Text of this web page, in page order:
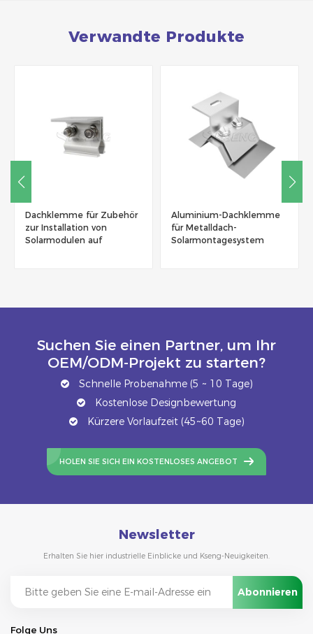
Verwandte Produkte
Dachklemme für Zubehör
zur Installation von
Solarmodulen auf
Aluminium-Dachklemme
für Metalldach-
Solarmontagesystem
Suchen Sie einen Partner, um Ihr
OEM/ODM-Projekt zu starten?
Schnelle Probenahme (5 ~ 10 Tage)
Kostenlose Designbewertung
Kürzere Vorlaufzeit (45~60 Tage)
HOLEN SIE SICH EIN KOSTENLOSES ANGEBOT
Newsletter
Erhalten Sie hier industrielle Einblicke und Kseng-Neuigkeiten.
Folge Uns